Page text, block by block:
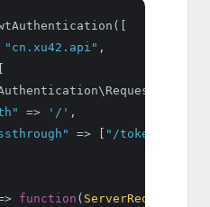
"cn.xu42.api" ,
=> '/' ,
=> [ "/token"
function (